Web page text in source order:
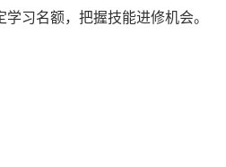
习名额，把握技能进修机会。